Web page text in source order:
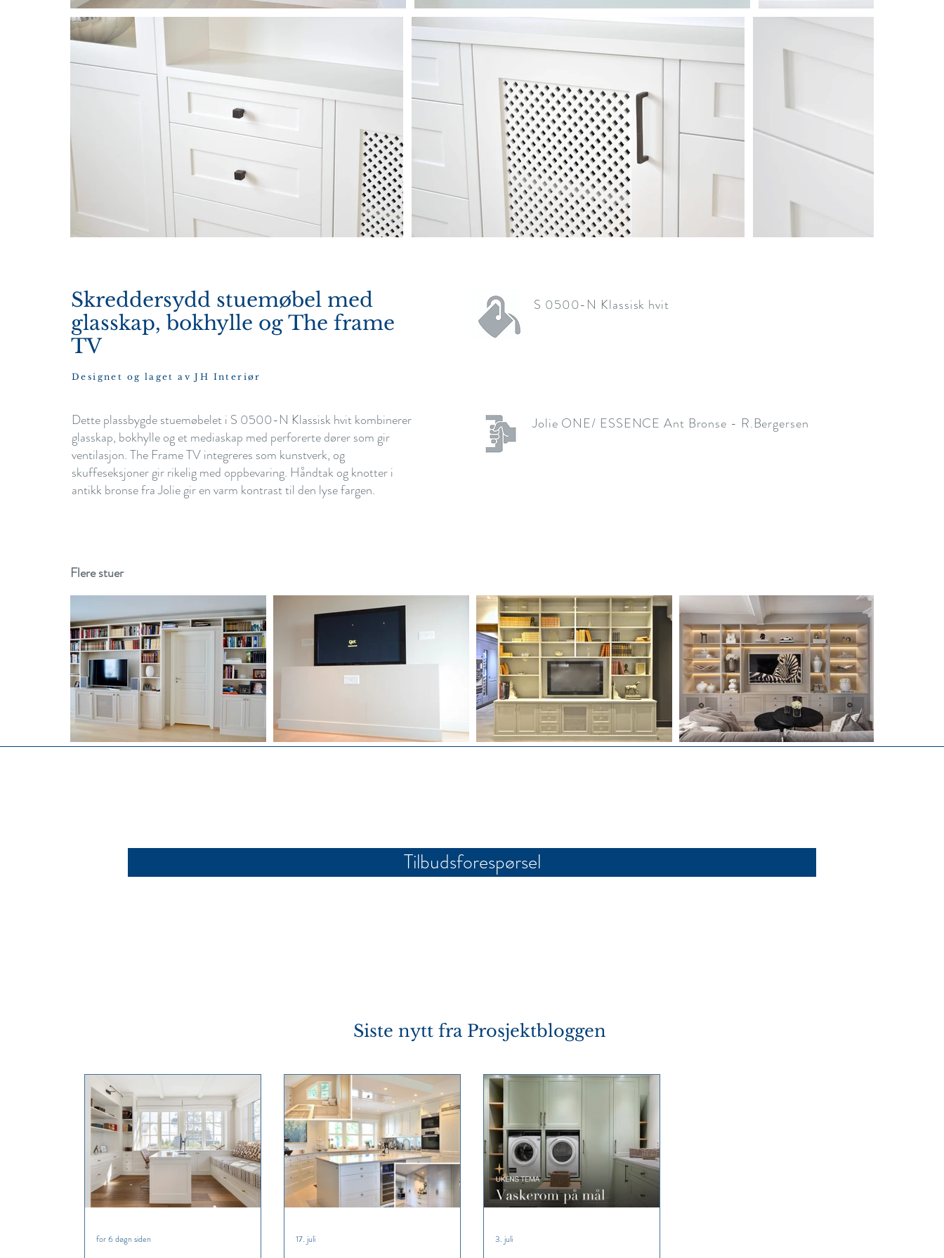
Skreddersydd stuemøbel med
glasskap, bokhylle og The frame
TV
Designet og laget av JH Interiør
Dette plassbygde stuemøbelet i S 0500-N Klassisk hvit kombinerer
glasskap, bokhylle og et mediaskap med perforerte dører som gir
ventilasjon. The Frame TV integreres som kunstverk, og
skuffeseksjoner gir rikelig med oppbevaring. Håndtak og knotter i
antikk bronse fra Jolie gir en varm kontrast til den lyse fargen.
S 0500-N Klassisk hvit
Jolie ONE/ ESSENCE Ant Bronse - R.Bergersen
Flere stuer
Tilbudsforespørsel
Siste nytt fra Prosjektbloggen
for 6 døgn siden 17. juli 3. juli